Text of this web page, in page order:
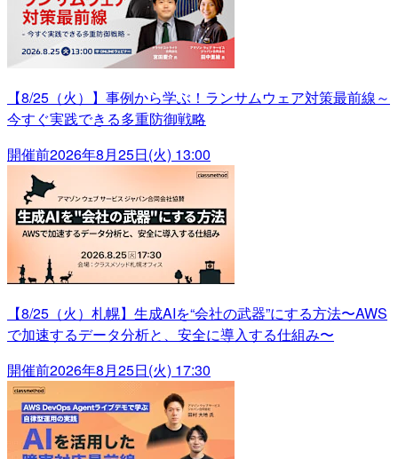
【8/25（火）】事例から学ぶ！ランサムウェア対策最前線～
今すぐ実践できる多重防御戦略
開催前2026年8月25日(火) 13:00
【8/25（火）札幌】生成AIを“会社の武器”にする方法〜AWS
で加速するデータ分析と、安全に導入する仕組み〜
開催前2026年8月25日(火) 17:30